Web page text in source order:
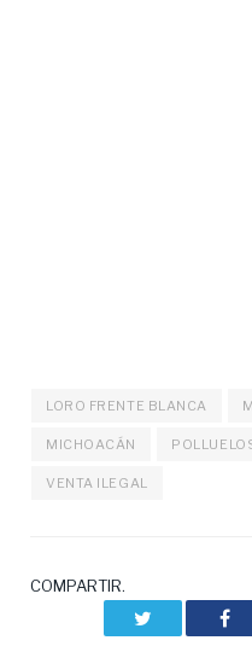
LORO FRENTE BLANCA
MICHOACÁN
VENTA ILEGAL
COMPARTIR.